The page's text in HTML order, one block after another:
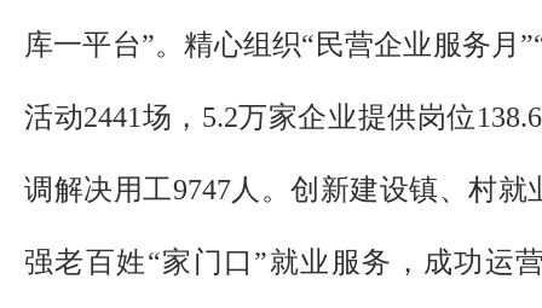
库一平台”。精心组织“民营企业服务月
活动2441场，5.2万家企业提供岗位
调解决用工9747人。创新建设镇、村
强老百姓“家门口”就业服务，成功运